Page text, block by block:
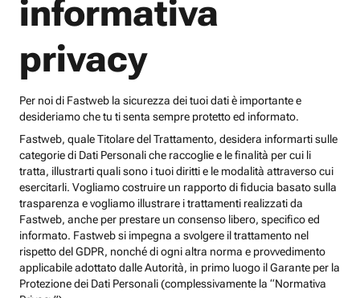
informativa
privacy
Per noi di Fastweb la sicurezza dei tuoi dati è importante e
desideriamo che tu ti senta sempre protetto ed informato.
Fastweb, quale Titolare del Trattamento, desidera informarti sulle
categorie di Dati Personali che raccoglie e le finalità per cui li
tratta, illustrarti quali sono i tuoi diritti e le modalità attraverso cui
esercitarli. Vogliamo costruire un rapporto di fiducia basato sulla
trasparenza e vogliamo illustrare i trattamenti realizzati da
Fastweb, anche per prestare un consenso libero, specifico ed
informato. Fastweb si impegna a svolgere il trattamento nel
rispetto del GDPR, nonché di ogni altra norma e provvedimento
applicabile adottato dalle Autorità, in primo luogo il Garante per la
Protezione dei Dati Personali (complessivamente la “Normativa